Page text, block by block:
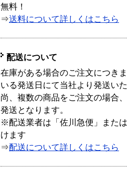
無料！
⇒送料について詳しくはこちら
配送について
在庫がある場合のご注文につき
いる発送日にて当社より発送い
尚、複数の商品をご注文の場合
発送となります。
※配送業者は「佐川急便」また
けます
⇒配送について詳しくはこちら